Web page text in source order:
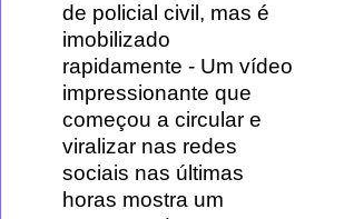
de policial civil, mas é
imobilizado
rapidamente - Um vídeo
impressionante que
começou a circular e
viralizar nas redes
sociais nas últimas
horas mostra um